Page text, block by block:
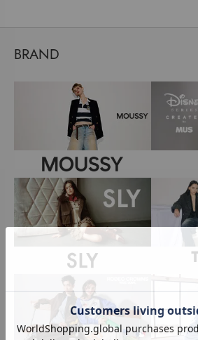
BRAND